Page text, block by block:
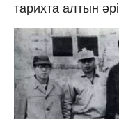
тарихта алтын